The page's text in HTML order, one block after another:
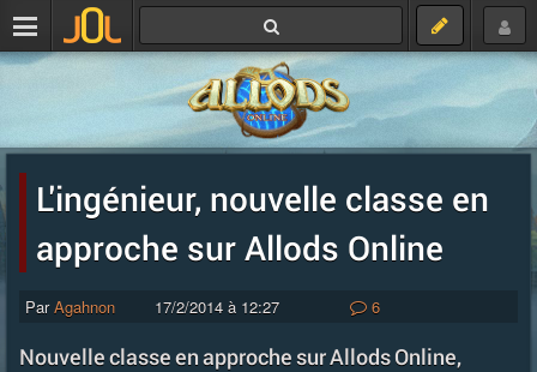
L'ingénieur, nouvelle classe en
approche sur Allods Online
ParAgahnon 17/2/2014 à 12:27 6
Nouvelle classe en approche sur Allods Online,